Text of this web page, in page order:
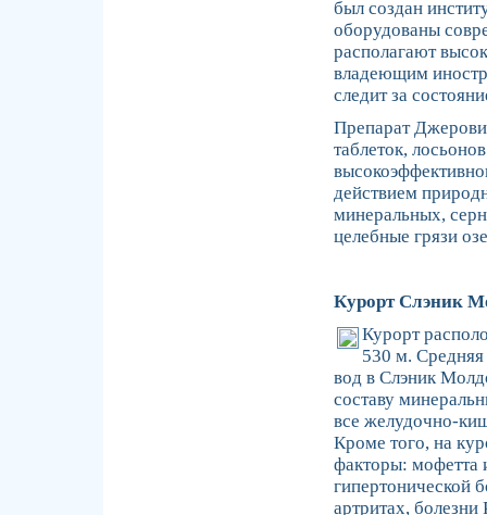
был создан
оборудованы
располагают
владеющим
следит за
Препарат
таблеток,
действием
минеральных,
целебные грязи
Курорт Слэник
Курорт
530 м. Средняя
вод в Слэник
составу
все желудочно-
Кроме того, на
факторы: мофетта
гипертонической
артритах, болезни